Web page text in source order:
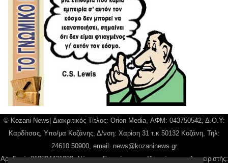
© Kozani News| Διακριτικός Τίτλος: Orion Media, ΑΦΜ: 043750542, Δ.Ο.Υ:
Καρδίτσας, Υπο/μα Κοζάνης, Δ/νση: Χαρίση 31 τ.κ 50132 Κοζάνη, Τηλ:
24610 50900, email: news@kozaninews.gr
Αρ. Γεμή: 018804431000, Νόμιμος Εκπρόσωπος, Ιδιοκτήτης και Διαχειριστής: